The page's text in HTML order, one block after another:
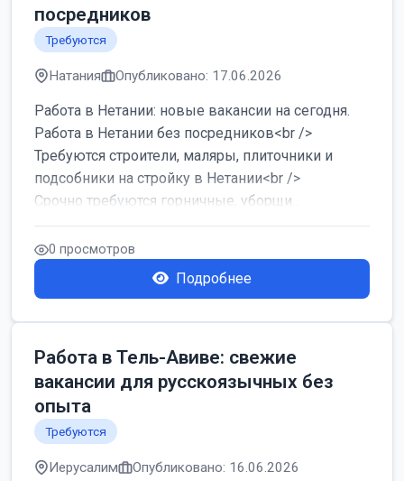
посредников
Требуются
Натания Опубликовано: 17.06.2026
Работа в Нетании: новые вакансии на сегодня.
Работа в Нетании без посредников<br />
Требуются строители, маляры, плиточники и
подсобники на стройку в Нетании<br />
Срочно требуются горничные, уборщи...
0 просмотров
Подробнее
Работа в Тель-Авиве: свежие
вакансии для русскоязычных без
опыта
Требуются
Иерусалим Опубликовано: 16.06.2026